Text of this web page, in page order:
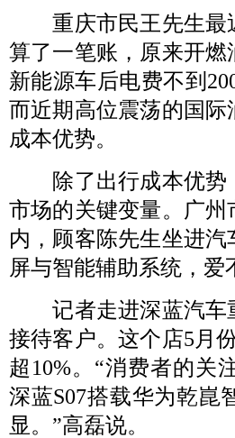
重庆市民王先生最
算了一笔账，原来开燃
新能源车后电费不到
而近期高位震荡的国
成本优势。
除了出行成本优势
市场的关键变量。广
内，顾客陈先生坐进
屏与智能辅助系统，
记者走进深蓝汽车
接待客户。这个店5月
超10%。“消费者的关
深蓝S07搭载华为乾崑
显。”高磊说。